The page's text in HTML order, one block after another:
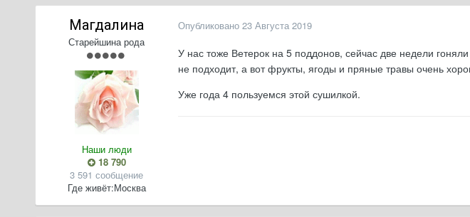
Магдалина
Старейшина рода
Наши люди
18 790
3 591 сообщение
Где живёт:Москва
Опубликовано 23 Августа 2019
У нас тоже Ветерок на 5 поддонов, сейчас две недели
не подходит, а вот фрукты, ягоды и пряные травы очень
Уже года 4 пользуемся этой сушилкой.